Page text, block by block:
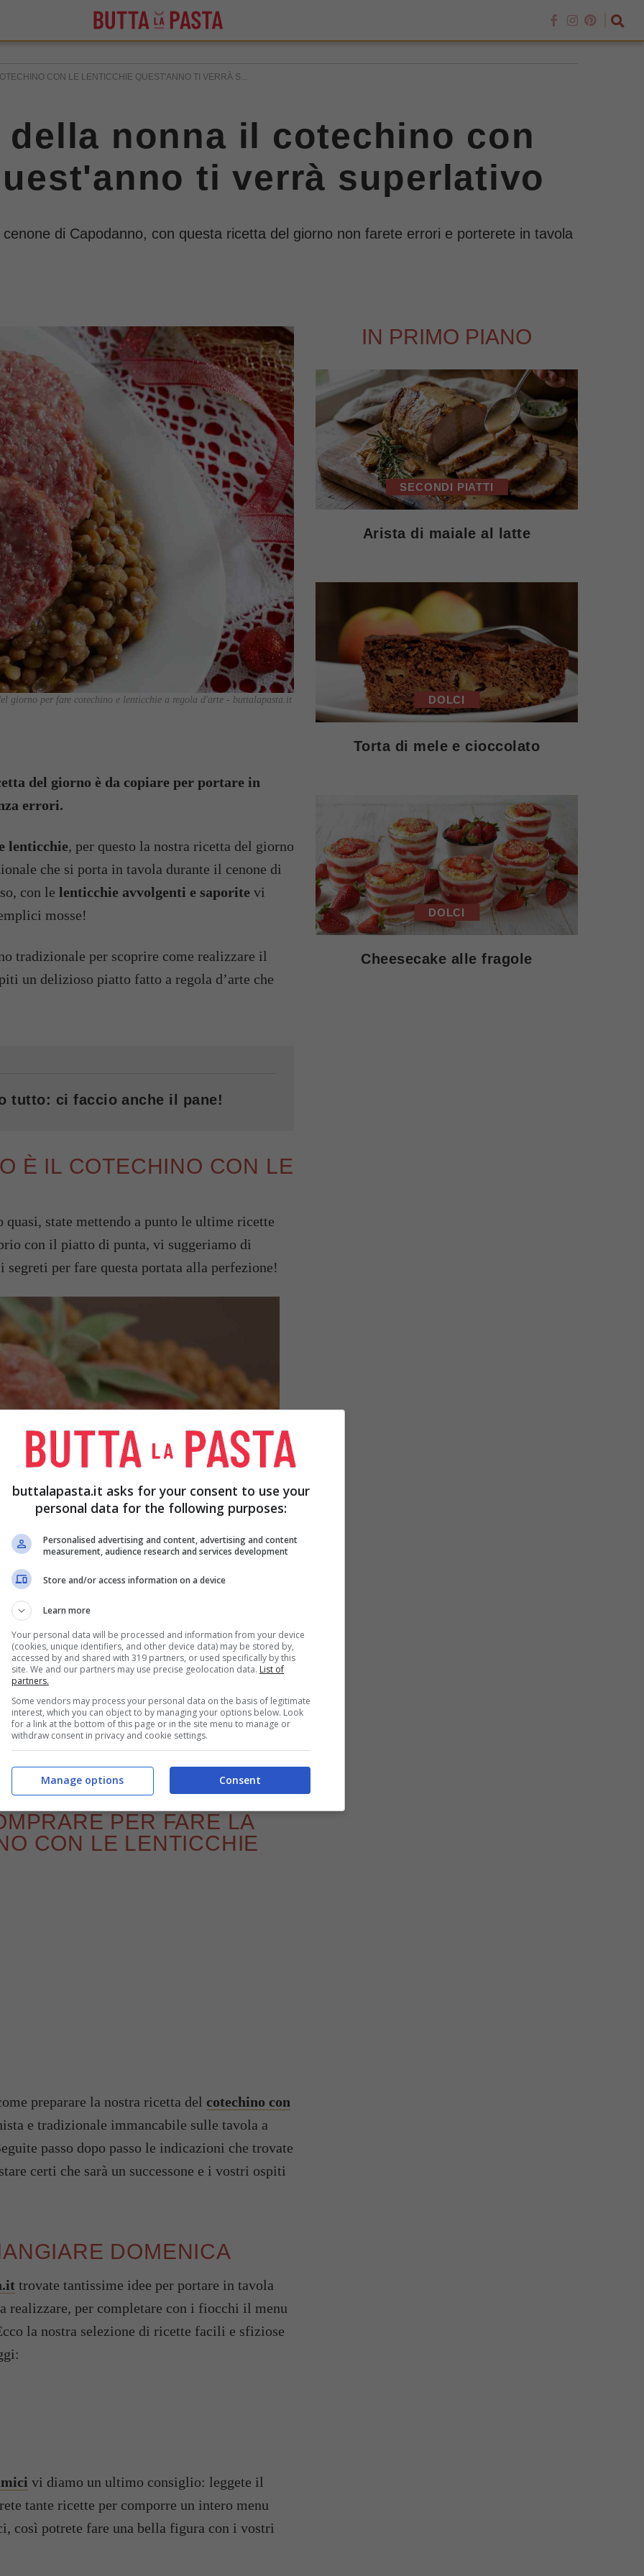
CON LE LENTICCHIE QUEST'ANNO TI VERRÀ S...
nonna il cotechino con
ti verrà superlativo
di Capodanno, con questa ricetta del giorno non farete errori e porterete in tavola
giorno per fare cotechino e lenticchie a regola d'arte - buttalapasta.it
del giorno è da copiare per portare in
errori.
lenticchie, per questo la nostra ricetta del giorno
che si porta in tavola durante il cenone di
con le lenticchie avvolgenti e saporite vi
mosse!
tradizionale per scoprire come realizzare il
un delizioso piatto fatto a regola d’arte che
tutto: ci faccio anche il pane!
È IL COTECHINO CON LE
quasi, state mettendo a punto le ultime ricette
con il piatto di punta, vi suggeriamo di
per fare questa portata alla perfezione!
Lenticchie e cotechino – buttalapasta.it
necessari, così potete verificare di avere già a
caso dovesse mancare qualcosa siete ancora in
sicuri di realizzare questo piatto a regola
PER FARE LA
CON LE LENTICCHIE
preparare la nostra ricetta del cotechino con
e tradizionale immancabile sulle tavola a
passo dopo passo le indicazioni che trovate
certi che sarà un successone e i vostri ospiti
DOMENICA
trovate tantissime idee per portare in tavola
per completare con i fiocchi il menu
la nostra selezione di ricette facili e sfiziose
vi diamo un ultimo consiglio: leggete il
tante ricette per comporre un intero menu
così potrete fare una bella figura con i vostri
IN PRIMO PIANO
SECONDI PIATTI
Arista di maiale al latte
DOLCI
Torta di mele e cioccolato
DOLCI
Cheesecake alle fragole
buttalapasta.it asks for your consent to use your
personal data for the following purposes:
Personalised advertising and content, advertising and content
measurement, audience research and services development
Store and/or access information on a device
Learn more
Your personal data will be processed and information from your device
(cookies, unique identifiers, and other device data) may be stored by,
accessed by and shared with 319 partners, or used specifically by this
site. We and our partners may use precise geolocation data. List of
partners.
Some vendors may process your personal data on the basis of legitimate
interest, which you can object to by managing your options below. Look
for a link at the bottom of this page or in the site menu to manage or
withdraw consent in privacy and cookie settings.
Consent
Manage options